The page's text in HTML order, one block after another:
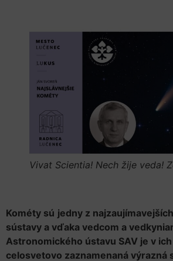
Vivat Scientia! Nech žije veda!
Kométy sú jedny z
sústavy a vďaka vedcom a
Astronomického ústavu SAV je v
celosvetovo zaznamenaná výrazná